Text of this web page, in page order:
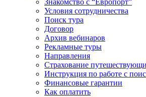
Знакомство с “Европорт”
Условия сотрудничества
Поиск тура
Договор
Архив вебинаров
Рекламные туры
Направления
Страхование
Инструкция по работе с
Финансовые гарантии
Как оплатить